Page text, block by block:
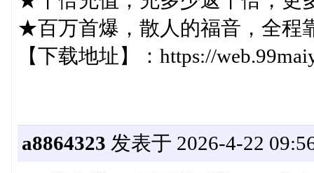
★百万首爆，散人的福音，全程
【下载地址】：https://
a8864323 发表于 2026-4-22